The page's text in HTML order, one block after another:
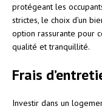
protégeant les
strictes, le choix d’un
option rassurante pour
qualité et tranquillité.
Frais
Investir dans un